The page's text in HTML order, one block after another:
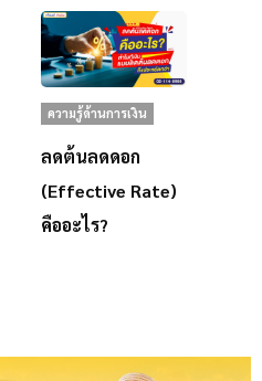
ความรู้ด้านการเงิน
ลดต้นลดดอก
(Effective Rate)
คืออะไร?